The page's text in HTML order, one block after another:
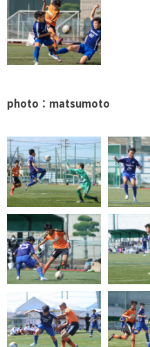
photo：matsumoto